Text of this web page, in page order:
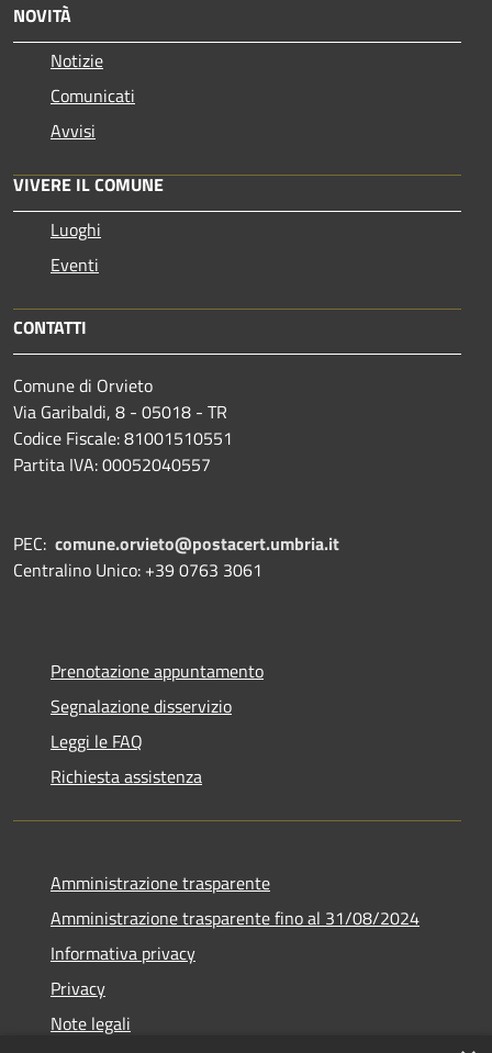
NOVITÀ
Notizie
Comunicati
Avvisi
VIVERE IL COMUNE
Luoghi
Eventi
CONTATTI
Comune di Orvieto
Via Garibaldi, 8 - 05018 - TR
Codice Fiscale: 81001510551
Partita IVA: 00052040557
PEC: comune.orvieto@postacert.umbria.it
Centralino Unico: +39 0763 3061
Prenotazione appuntamento
Segnalazione disservizio
Leggi le FAQ
Richiesta assistenza
Amministrazione trasparente
Amministrazione trasparente fino al 31/08/2024
Informativa privacy
Privacy
Note legali